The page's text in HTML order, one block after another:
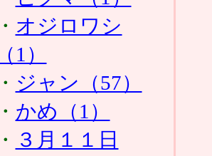
・ オジロワシ
（1）
・ ジャン（57）
・ かめ（1）
・ ３月１１日